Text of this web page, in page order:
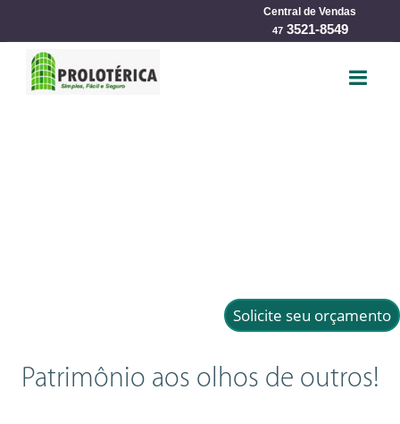
Central de Vendas
473521-8549
Solicite seu orçamento
Patrimônio aos olhos de outros!